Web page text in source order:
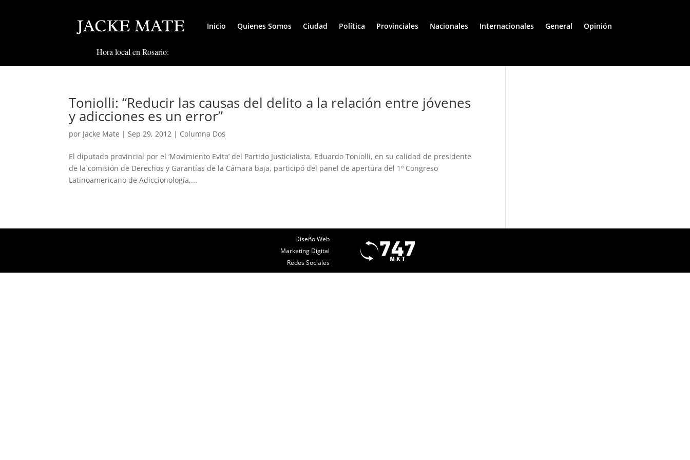
Inicio Quienes Somos Ciudad Política Provinciales Nacionales Internacionales General Opinión
Hora local en Rosario:
Toniolli: “Reducir las causas del delito a la relación entre jóvenes
y adicciones es un error”
por Jacke Mate | Sep 29, 2012 | Columna Dos
El diputado provincial por el ‘Movimiento Evita’ del Partido Justicialista, Eduardo Toniolli, en su calidad de presidente
de la comisión de Derechos y Garantías de la Cámara baja, participó del panel de apertura del 1º Congreso
Latinoamericano de Adiccionología,...
Diseño Web
Marketing Digital
Redes Sociales